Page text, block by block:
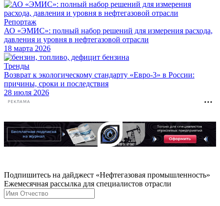
Репортаж
АО «ЭМИС»: полный набор решений для измерения расхода,
давления и уровня в нефтегазовой отрасли
18 марта 2026
Тренды
Возврат к экологическому стандарту «Евро-3» в России:
причины, сроки и последствия
28 июля 2026
РЕКЛАМА
Подпишитесь на дайджест «Нефтегазовая промышленность»
Ежемесячная рассылка для специалистов отрасли